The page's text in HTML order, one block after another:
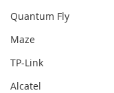
Quantum Fly
Maze
TP-Link
Alcatel